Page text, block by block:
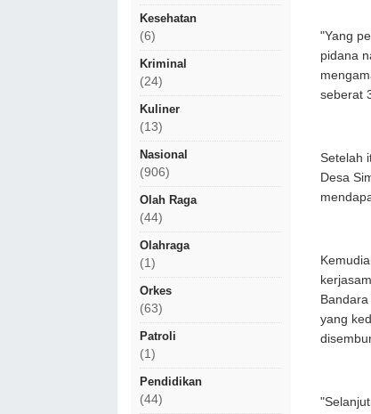
Kesehatan
(6)
Kriminal
(24)
Kuliner
(13)
Nasional
(906)
Olah Raga
(44)
Olahraga
(1)
Orkes
(63)
Patroli
(1)
Pendidikan
(44)
"Yang
pidana
seberat
Setelah
Desa
yang